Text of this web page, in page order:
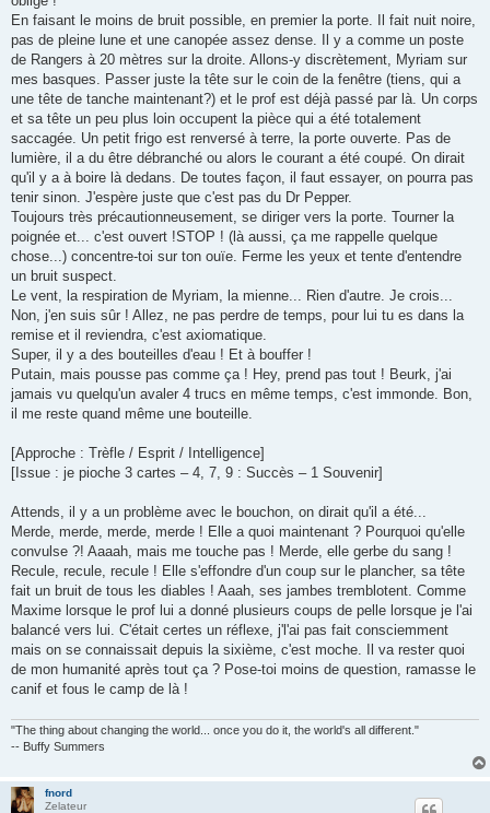
En faisant le moins de bruit possible, en premier la porte. Il fait nuit noire,
pas de pleine lune et une canopée assez dense. Il y a comme un poste
de Rangers à 20 mètres sur la droite. Allons-y discrètement, Myriam sur
mes basques. Passer juste la tête sur le coin de la fenêtre (tiens, qui a
une tête de tanche maintenant?) et le prof est déjà passé par là. Un corps
et sa tête un peu plus loin occupent la pièce qui a été totalement
saccagée. Un petit frigo est renversé à terre, la porte ouverte. Pas de
lumière, il a du être débranché ou alors le courant a été coupé. On dirait
qu'il y a à boire là dedans. De toutes façon, il faut essayer, on pourra pas
tenir sinon. J'espère juste que c'est pas du Dr Pepper.
Toujours très précautionneusement, se diriger vers la porte. Tourner la
poignée et... c'est ouvert !STOP ! (là aussi, ça me rappelle quelque
chose...) concentre-toi sur ton ouïe. Ferme les yeux et tente d'entendre
un bruit suspect.
Le vent, la respiration de Myriam, la mienne... Rien d'autre. Je crois...
Non, j'en suis sûr ! Allez, ne pas perdre de temps, pour lui tu es dans la
remise et il reviendra, c'est axiomatique.
Super, il y a des bouteilles d'eau ! Et à bouffer !
Putain, mais pousse pas comme ça ! Hey, prend pas tout ! Beurk, j'ai
jamais vu quelqu'un avaler 4 trucs en même temps, c'est immonde. Bon,
il me reste quand même une bouteille.
[Approche : Trèfle / Esprit / Intelligence]
[Issue : je pioche 3 cartes – 4, 7, 9 : Succès – 1 Souvenir]
Attends, il y a un problème avec le bouchon, on dirait qu'il a été...
Merde, merde, merde, merde ! Elle a quoi maintenant ? Pourquoi qu'elle
convulse ?! Aaaah, mais me touche pas ! Merde, elle gerbe du sang !
Recule, recule, recule ! Elle s'effondre d'un coup sur le plancher, sa tête
fait un bruit de tous les diables ! Aaah, ses jambes tremblotent. Comme
Maxime lorsque le prof lui a donné plusieurs coups de pelle lorsque je l'ai
balancé vers lui. C'était certes un réflexe, j'l'ai pas fait consciemment
mais on se connaissait depuis la sixième, c'est moche. Il va rester quoi
de mon humanité après tout ça ? Pose-toi moins de question, ramasse le
canif et fous le camp de là !
"The thing about changing the world... once you do it, the world's all different."
-- Buffy Summers
fnord
Zelateur